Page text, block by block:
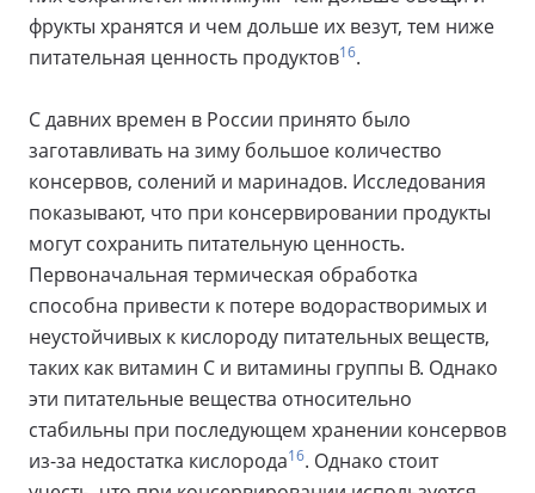
фрукты хранятся и чем дольше их везут, тем ниже
питательная ценность продуктов16.
С давних времен в России принято было
заготавливать на зиму большое количество
консервов, солений и маринадов. Исследования
показывают, что при консервировании продукты
могут сохранить питательную ценность.
Первоначальная термическая обработка
способна привести к потере водорастворимых и
неустойчивых к кислороду питательных веществ,
таких как витамин С и витамины группы В. Однако
эти питательные вещества относительно
стабильны при последующем хранении консервов
из-за недостатка кислорода16. Однако стоит